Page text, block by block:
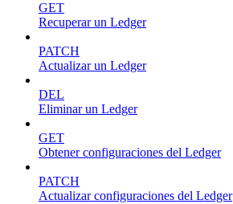
GET
Recuperar un Ledger
PATCH
Actualizar un Ledger
DEL
Eliminar un Ledger
GET
Obtener configuraciones del Ledger
PATCH
Actualizar configuraciones del Ledger